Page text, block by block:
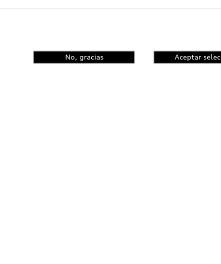
de entre 18 y 30 años provenientes de más de 190
de desafíos sociales, la igualdad de oportunidades o
ideas con líderes empresariales y políticos. Así
ex secretario general de la ONU, el músico Bob
No, gracias Aceptar